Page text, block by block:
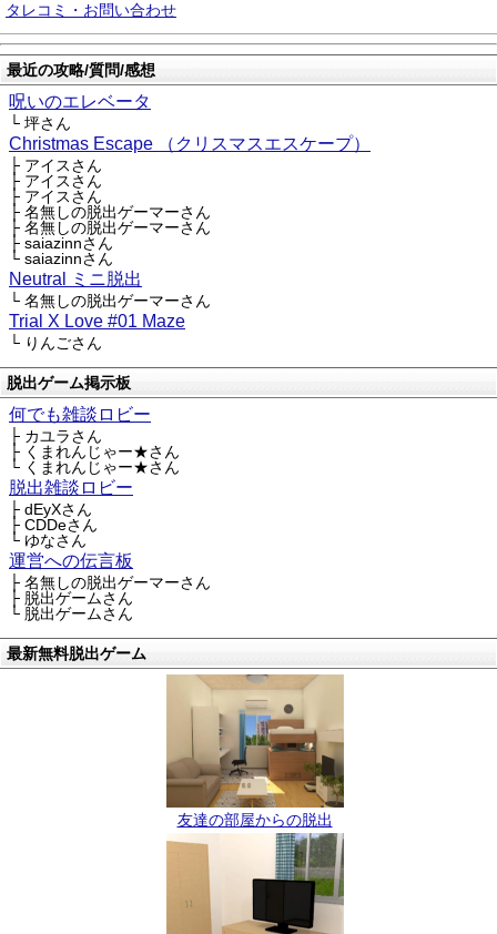
タレコミ・お問い合わせ
最近の攻略/質問/感想
呪いのエレベータ
└ 坪さん
Christmas Escape （クリスマスエスケープ）
├ アイスさん
├ アイスさん
├ アイスさん
├ 名無しの脱出ゲーマーさん
├ 名無しの脱出ゲーマーさん
├ saiazinnさん
└ saiazinnさん
Neutral ミニ脱出
└ 名無しの脱出ゲーマーさん
Trial X Love #01 Maze
└ りんごさん
脱出ゲーム掲示板
何でも雑談ロビー
├ カユラさん
├ くまれんじゃー★さん
└ くまれんじゃー★さん
脱出雑談ロビー
├ dEyXさん
├ CDDeさん
└ ゆなさん
運営への伝言板
├ 名無しの脱出ゲーマーさん
├ 脱出ゲームさん
└ 脱出ゲームさん
最新無料脱出ゲーム
友達の部屋からの脱出